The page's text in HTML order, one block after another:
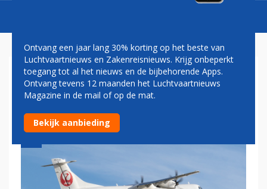
ATR LEVERT 1.500STE
VLIEGTUIG AF
Ontvang een jaar lang 30% korting op het beste van
Luchtvaartnieuws en Zakenreisnieuws. Krijg onbeperkt
toegang tot al het nieuws en de bijbehorende Apps.
Ontvang tevens 12 maanden het Luchtvaartnieuws
Magazine in de mail of op de mat.
Bekijk aanbieding